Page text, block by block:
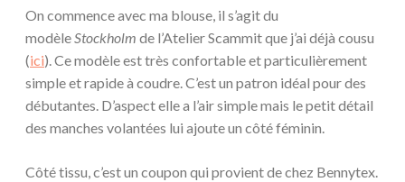
On commence avec ma blouse, il s’agit du
modèleStockholm de l’Atelier Scammit que j’ai déjà cousu
(ici). Ce modèle est très confortable et particulièrement
simple et rapide à coudre. C’est un patron idéal pour des
débutantes. D’aspect elle a l’air simple mais le petit détail
des manches volantées lui ajoute un côté féminin.
Côté tissu, c’est un coupon qui provient de chez Bennytex.